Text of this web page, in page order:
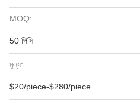
MOQ:
50 পিসি
মূল্য:
$20/piece-$280/piece